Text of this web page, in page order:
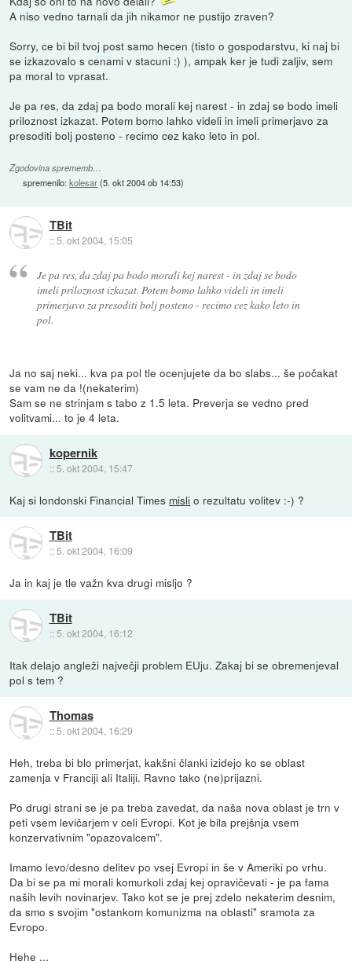
A niso vedno tarnali da jih nikamor ne pustijo zraven?
Sorry, ce bi bil tvoj post samo hecen (tisto o gospodarstvu, ki naj bi
se izkazovalo s cenami v stacuni :) ), ampak ker je tudi zaljiv, sem
pa moral to vprasat.
Je pa res, da zdaj pa bodo morali kej narest - in zdaj se bodo imeli
priloznost izkazat. Potem bomo lahko videli in imeli primerjavo za
presoditi bolj posteno - recimo cez kako leto in pol.
Zgodovina sprememb…
spremenilo:kolesar(5. okt 2004 ob 14:53)
TBit
::5. okt 2004, 15:05
Je pa res, da zdaj pa bodo morali kej narest - in zdaj se bodo
imeli priloznost izkazat. Potem bomo lahko videli in imeli
primerjavo za presoditi bolj posteno - recimo cez kako leto in
pol.
Ja no saj neki... kva pa pol tle ocenjujete da bo slabs... še počakat
se vam ne da !(nekaterim)
Sam se ne strinjam s tabo z 1.5 leta. Preverja se vedno pred
volitvami... to je 4 leta.
kopernik
:: 5. okt 2004, 15:47
Kaj si londonski Financial Times misli o rezultatu volitev :-) ?
TBit
::5. okt 2004, 16:09
Ja in kaj je tle važn kva drugi misljo ?
TBit
:: 5. okt 2004, 16:12
Itak delajo angleži največji problem EUju. Zakaj bi se obremenjeval
pol s tem ?
Thomas
::5. okt 2004, 16:29
Heh, treba bi blo primerjat, kakšni članki izidejo ko se oblast
zamenja v Franciji ali Italiji. Ravno tako (ne)prijazni.
Po drugi strani se je pa treba zavedat, da naša nova oblast je trn v
peti vsem levičarjem v celi Evropi. Kot je bila prejšnja vsem
konzervativnim "opazovalcem".
Imamo levo/desno delitev po vsej Evropi in še v Ameriki po vrhu.
Da bi se pa mi morali komurkoli zdaj kej opravičevati - je pa fama
naših levih novinarjev. Tako kot se je prej zdelo nekaterim desnim,
da smo s svojim "ostankom komunizma na oblasti" sramota za
Evropo.
Hehe ...